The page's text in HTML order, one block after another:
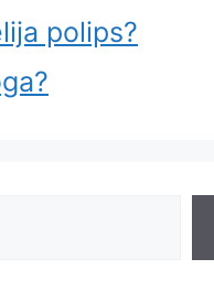
polips?